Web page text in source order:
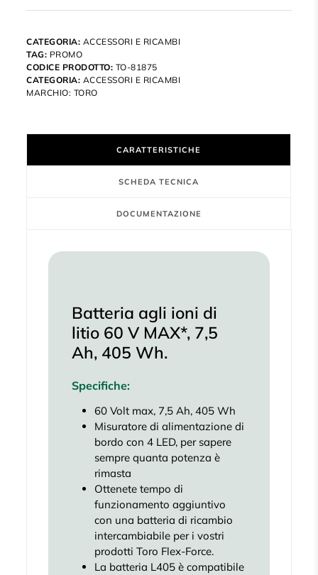
CATEGORIA: ACCESSORI E RICAMBI
TAG: PROMO
CODICE PRODOTTO: TO-81875
CATEGORIA: ACCESSORI E RICAMBI
MARCHIO: TORO
CARATTERISTICHE
SCHEDA TECNICA
DOCUMENTAZIONE
Batteria agli ioni di
litio 60 V MAX*, 7,5
Ah, 405 Wh.
Specifiche:
60 Volt max, 7,5 Ah, 405 Wh
Misuratore di alimentazione di
bordo con 4 LED, per sapere
sempre quanta potenza è
rimasta
Ottenete tempo di
funzionamento aggiuntivo
con una batteria di ricambio
intercambiabile per i vostri
prodotti Toro Flex-Force.
La batteria L405 è compatibile